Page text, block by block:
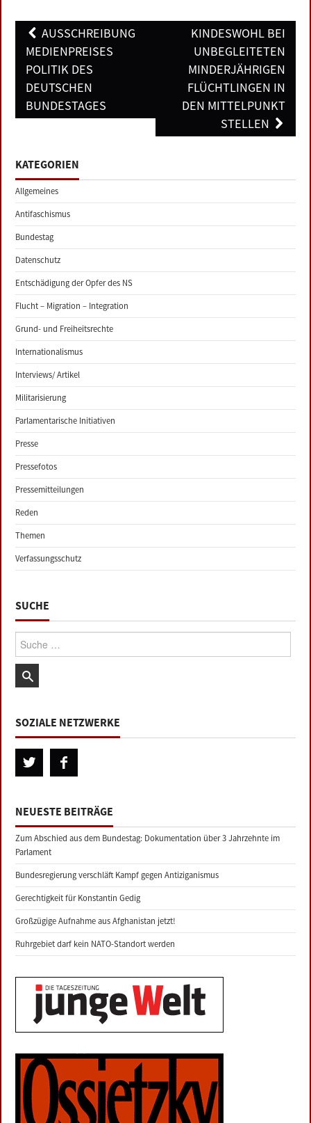
Post
navigation
AUSSCHREIBUNG
MEDIENPREISES
POLITIK DES
DEUTSCHEN
BUNDESTAGES
KINDESWOHL BEI
UNBEGLEITETEN
MINDERJÄHRIGEN
FLÜCHTLINGEN IN
DEN MITTELPUNKT
STELLEN
KATEGORIEN
Allgemeines
Antifaschismus
Bundestag
Datenschutz
Entschädigung der Opfer des NS
Flucht – Migration – Integration
Grund- und Freiheitsrechte
Internationalismus
Interviews/ Artikel
Militarisierung
Parlamentarische Initiativen
Presse
Pressefotos
Pressemitteilungen
Reden
Themen
Verfassungsschutz
SUCHE
Suche:
SOZIALE NETZWERKE
NEUESTE BEITRÄGE
Zum Abschied aus dem Bundestag: Dokumentation über 3 Jahrzehnte im
Parlament
Bundesregierung verschläft Kampf gegen Antiziganismus
Gerechtigkeit für Konstantin Gedig
Großzügige Aufnahme aus Afghanistan jetzt!
Ruhrgebiet darf kein NATO-Standort werden